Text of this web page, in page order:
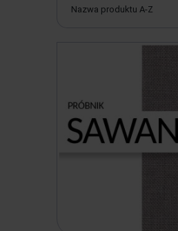
Nazwa produktu A-Z